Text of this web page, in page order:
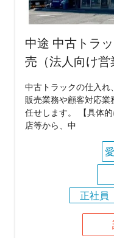
中途 中古トラ
売（法人向け営
中古トラックの仕入
販売業務や顧客対応業
任せします。 【具体
店等から、中
正社員